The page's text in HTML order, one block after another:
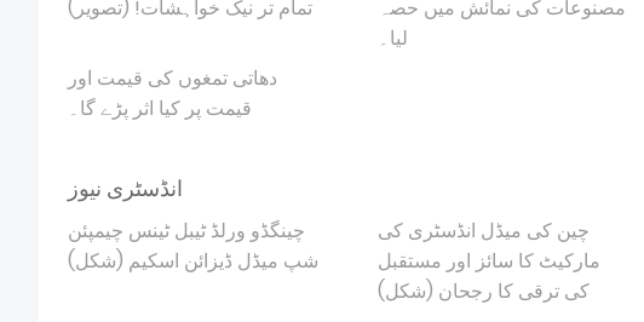
تمام تر نیک خواہشات! (تصویر)
مصنوعات کی نمائش میں حصہ
لیا۔
دھاتی تمغوں کی قیمت اور
قیمت پر کیا اثر پڑے گا۔
انڈسٹری نیوز
چینگڈو ورلڈ ٹیبل ٹینس چیمپئن
شپ میڈل ڈیزائن اسکیم (شکل)
چین کی میڈل انڈسٹری کی
مارکیٹ کا سائز اور مستقبل
کی ترقی کا رجحان (شکل)